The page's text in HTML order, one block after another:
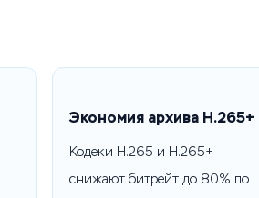
Экономия архива H.265+
Кодеки H.265 и H.265+
снижают битрейт до 80% по